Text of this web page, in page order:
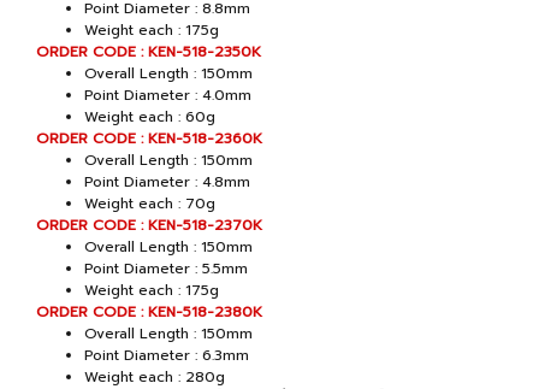
Point Diameter : 8.8mm
Weight each : 175g
ORDER CODE : KEN-518-2350K
Overall Length : 150mm
Point Diameter : 4.0mm
Weight each : 60g
ORDER CODE : KEN-518-2360K
Overall Length : 150mm
Point Diameter : 4.8mm
Weight each : 70g
ORDER CODE : KEN-518-2370K
Overall Length : 150mm
Point Diameter : 5.5mm
Weight each : 175g
ORDER CODE : KEN-518-2380K
Overall Length : 150mm
Point Diameter : 6.3mm
Weight each : 280g